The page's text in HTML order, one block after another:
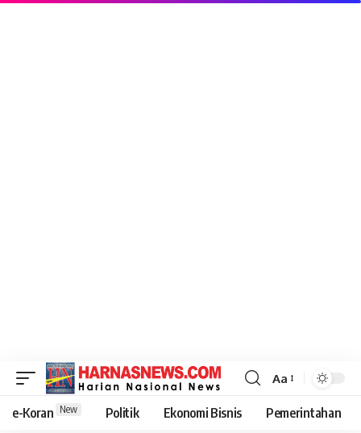
Aa
e-Koran New Politik Ekonomi Bisnis Pemerintahan